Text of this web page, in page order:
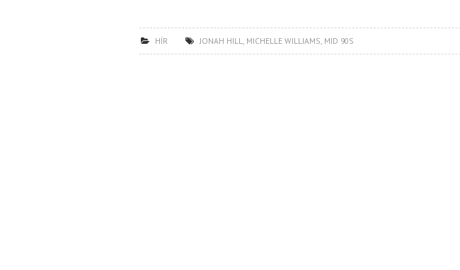
HÍR JONAH HILL, MICHELLE WILLIAMS, MID 90S